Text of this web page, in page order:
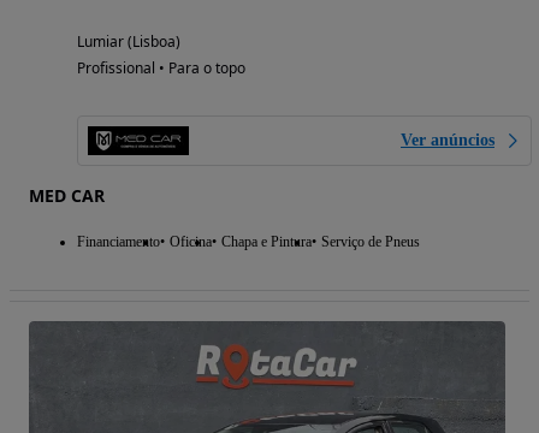
Lumiar (Lisboa)
Profissional • Para o topo
Ver anúncios
MED CAR
Financiamento Oficina Chapa e Pintura Serviço de Pneus